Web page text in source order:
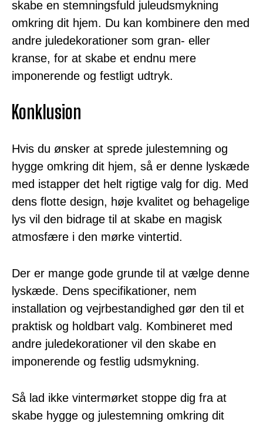
skabe en stemningsfuld juleudsmykning
omkring dit hjem. Du kan kombinere den med
andre juledekorationer som gran- eller
kranse, for at skabe et endnu mere
imponerende og festligt udtryk.
Konklusion
Hvis du ønsker at sprede julestemning og
hygge omkring dit hjem, så er denne lyskæde
med istapper det helt rigtige valg for dig. Med
dens flotte design, høje kvalitet og behagelige
lys vil den bidrage til at skabe en magisk
atmosfære i den mørke vintertid.
Der er mange gode grunde til at vælge denne
lyskæde. Dens specifikationer, nem
installation og vejrbestandighed gør den til et
praktisk og holdbart valg. Kombineret med
andre juledekorationer vil den skabe en
imponerende og festlig udsmykning.
Så lad ikke vintermørket stoppe dig fra at
skabe hygge og julestemning omkring dit